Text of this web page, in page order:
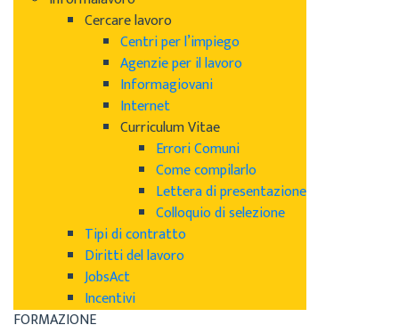
Cercare lavoro
Centri per l’impiego
Agenzie per il lavoro
Informagiovani
Internet
Curriculum Vitae
Errori Comuni
Come compilarlo
Lettera di presentazione
Colloquio di selezione
Tipi di contratto
Diritti del lavoro
JobsAct
Incentivi
FORMAZIONE